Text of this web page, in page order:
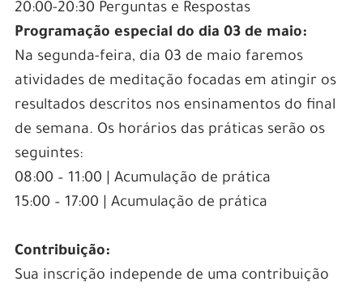
20:00-20:30 Perguntas e Respostas
Programação especial do dia 03 de maio:
Na segunda-feira, dia 03 de maio faremos
atividades de meditação focadas em atingir os
resultados descritos nos ensinamentos do final
de semana. Os horários das práticas serão os
seguintes:
08:00 – 11:00 | Acumulação de prática
15:00 – 17:00 | Acumulação de prática
Contribuição:
Sua inscrição independe de uma contribuição